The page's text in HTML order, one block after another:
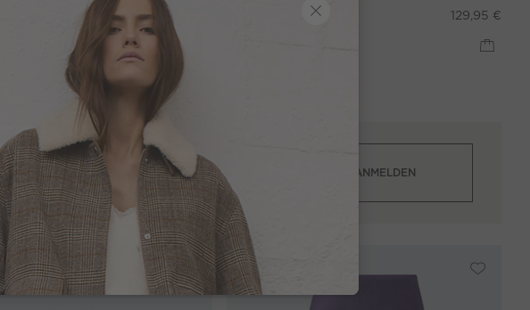
129,95 € Strickjacke - brown 129,95 €
Email
ANMELDEN